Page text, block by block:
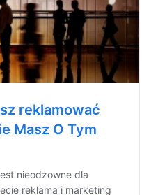
reklamować
Masz O Tym
nieodzowne dla
reklama i marketing